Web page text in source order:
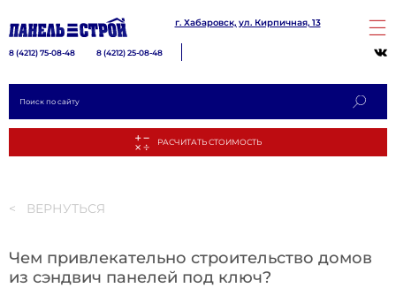
г. Хабаровск, ул. Кирпичная, 13
8 (4212) 75-08-48 8 (4212) 25-08-48
< ВЕРНУТЬСЯ
Чем привлекательно строительство домов
из сэндвич панелей под ключ?